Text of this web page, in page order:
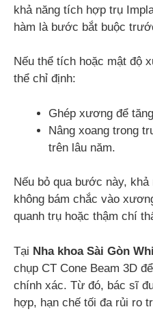
khả năng tích hợp trụ
hàm là bước bắt buộc
Nếu thể tích hoặc mật độ
thể chỉ định:
Ghép xương để
Nâng xoang trong
trên lâu năm.
Nếu bỏ qua bước này,
không bám chắc vào
quanh trụ hoặc thậm chí
Tại Nha khoa Sài Gòn
chụp CT Cone Beam 3D
chính xác. Từ đó, bác sĩ
hợp, hạn chế tối đa rủi ro